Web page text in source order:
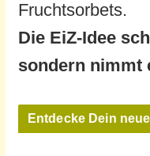
Fruchtsorbets.
Die EiZ-Idee
sondern nimmt
Entdecke Dein